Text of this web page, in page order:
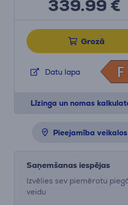
339.99€
Grozā
Datu lapa F
F
Līzinga un nomas
Pieejamība veikalos
Saņemšanas iespējas
Izvēlies sev piemērotu
veidu